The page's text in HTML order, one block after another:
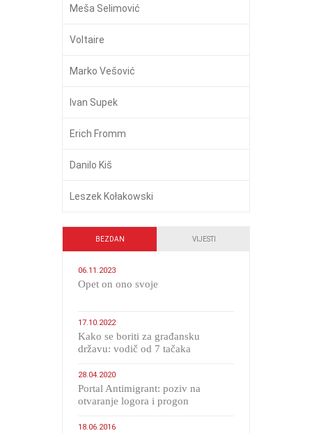
Meša Selimović
Voltaire
Marko Vešović
Ivan Supek
Erich Fromm
Danilo Kiš
Leszek Kołakowski
BEZDAN VIJESTI
06.11.2023
​Opet on ono svoje
17.10.2022
Kako se boriti za građansku
državu: vodič od 7 tačaka
28.04.2020
Portal Antimigrant: poziv na
otvaranje logora i progon
18.06.2016